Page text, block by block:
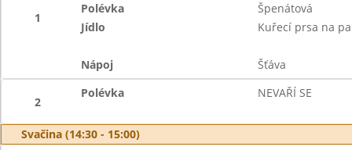
1
Polévka
Špenátová
Jídlo
Kuřecí prsa na
Nápoj Šťáva
2
Polévka NEVAŘÍ SE
Svačina (14:30 - 15:00)